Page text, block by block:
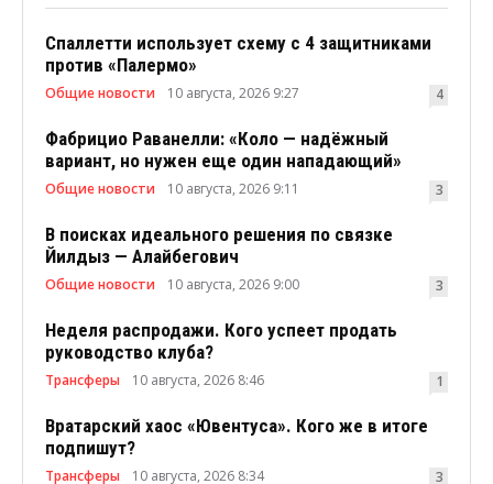
Спаллетти использует схему с 4 защитниками
против «Палермо»
Общие новости 10 августа, 2026 9:27 4
Фабрицио Раванелли: «Коло — надёжный
вариант, но нужен еще один нападающий»
Общие новости 10 августа, 2026 9:11 3
В поисках идеального решения по связке
Йилдыз — Алайбегович
Общие новости 10 августа, 2026 9:00 3
Неделя распродажи. Кого успеет продать
руководство клуба?
Трансферы 10 августа, 2026 8:46 1
Вратарский хаос «Ювентуса». Кого же в итоге
подпишут?
Трансферы 10 августа, 2026 8:34 3